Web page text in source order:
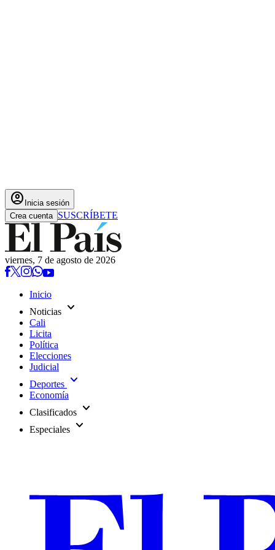
account_circle Inicia sesión
Crea cuenta SUSCRÍBETE
viernes, 7 de agosto de 2026
Inicio
Noticias expand_more
Cali
Licita
Política
Elecciones
Judicial
Deportes expand_more
Economía
Clasificados expand_more
Especiales expand_more